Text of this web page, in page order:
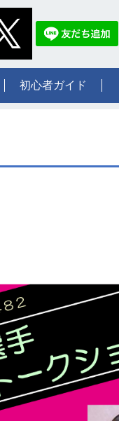
初心者ガイド